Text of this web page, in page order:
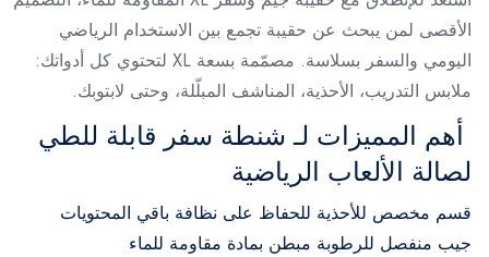
الأقصى لمن يبحث عن حقيبة تجمع بين الاستخدام الرياضي
اليومي والسفر بسلاسة. مصمّمة بسعة XL لتحتوي كل أدواتك:
ملابس التدريب، الأحذية، المناشف المبلّلة، وحتى لابتوبك.
أهم المميزات لـ شنطة سفر قابلة للطي
لصالة الألعاب الرياضية
قسم مخصص للأحذية للحفاظ على نظافة باقي المحتويات
جيب منفصل للرطوبة مبطن بمادة مقاومة للماء